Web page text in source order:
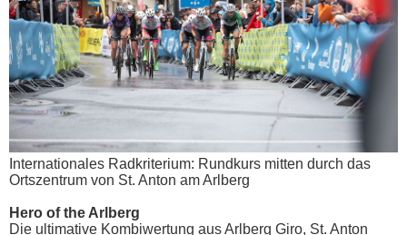
Internationales Radkriterium: Rundkurs mitten durch das
Ortszentrum von St. Anton am Arlberg
Hero of the Arlberg
Die ultimative Kombiwertung aus Arlberg Giro, St. Anton